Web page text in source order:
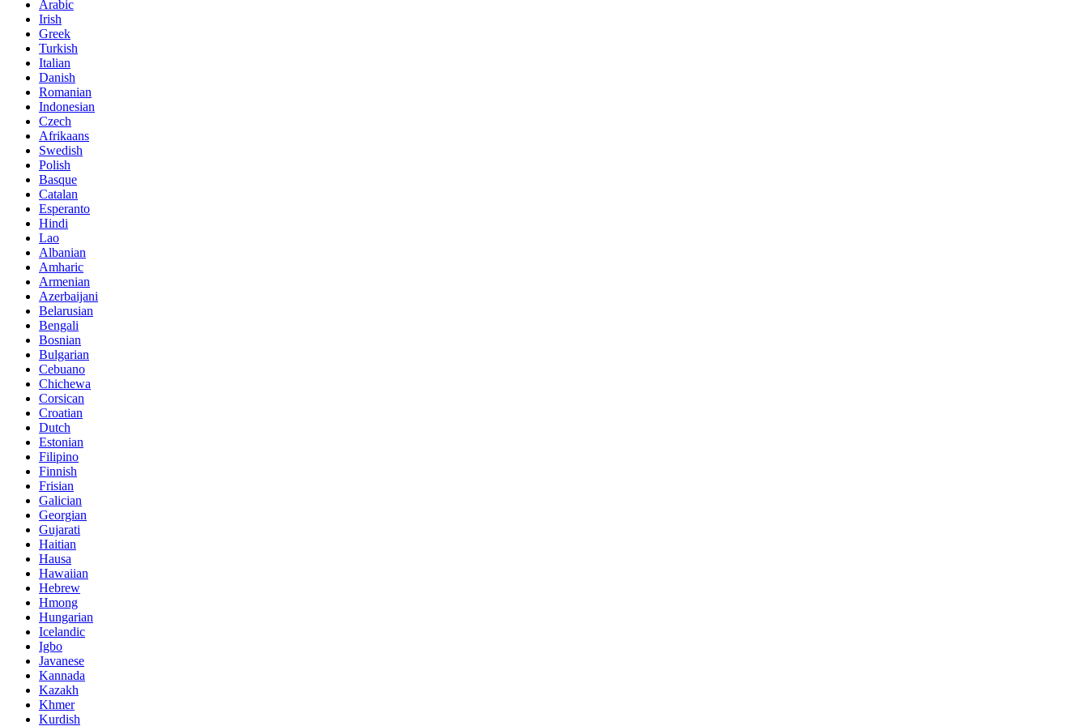
Arabic
Irish
Greek
Turkish
Italian
Danish
Romanian
Indonesian
Czech
Afrikaans
Swedish
Polish
Basque
Catalan
Esperanto
Hindi
Lao
Albanian
Amharic
Armenian
Azerbaijani
Belarusian
Bengali
Bosnian
Bulgarian
Cebuano
Chichewa
Corsican
Croatian
Dutch
Estonian
Filipino
Finnish
Frisian
Galician
Georgian
Gujarati
Haitian
Hausa
Hawaiian
Hebrew
Hmong
Hungarian
Icelandic
Igbo
Javanese
Kannada
Kazakh
Khmer
Kurdish